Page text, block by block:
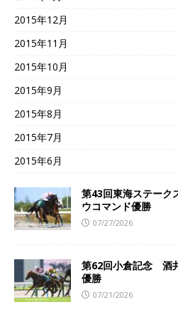
2015年12月
2015年11月
2015年10月
2015年9月
2015年8月
2015年7月
2015年6月
第43回東海ステー
ウコマンド優勝
07/27/2026
第62回小倉記念 酒
優勝
07/21/2026